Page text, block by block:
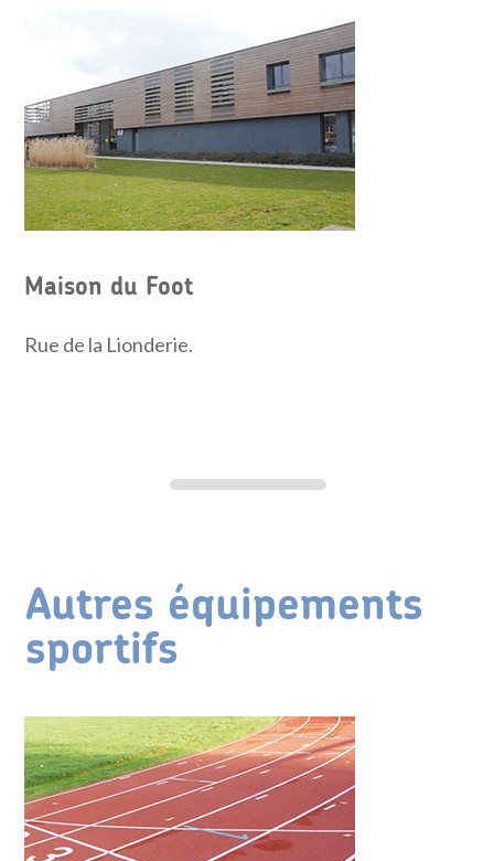
Maison du Foot
Rue de la Lionderie.
Autres équipements
sportifs